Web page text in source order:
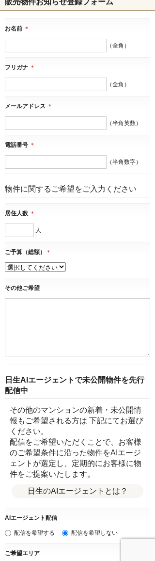
販売物件お知らせ登録フォーム
お名前 ＊
（全角）
フリガナ ＊
（全角）
メールアドレス ＊
（半角英数）
電話番号 ＊
（半角数字）
物件に関するご希望をご入力ください
居住人数 ＊
人
ご予算（総額） ＊
その他ご希望
日生AIエージェントで未公開物件を先行
配信中
その他のマンションの新着・未公開情
報もご希望される方は 下記にてお選び
ください。
配信をご希望いただくことで、お客様
のご希望条件に沿った物件をAIエージ
ェントが選定し、定期的にお客様に物
件をご提案いたします。
日生のAIエージェントとは？
AIエージェント配信
配信を希望する 配信を希望しない
ご希望エリア